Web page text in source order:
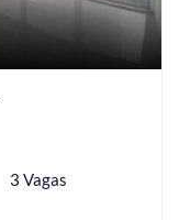
3 Vagas